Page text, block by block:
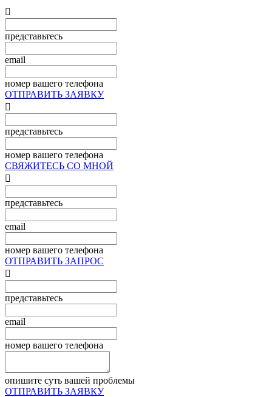

представьтесь
email
номер вашего телефона
ОТПРАВИТЬ ЗАЯВКУ

представьтесь
номер вашего телефона
СВЯЖИТЕСЬ СО МНОЙ

представьтесь
email
номер вашего телефона
ОТПРАВИТЬ ЗАПРОС

представьтесь
email
номер вашего телефона
опишите суть вашей проблемы
ОТПРАВИТЬ ЗАЯВКУ